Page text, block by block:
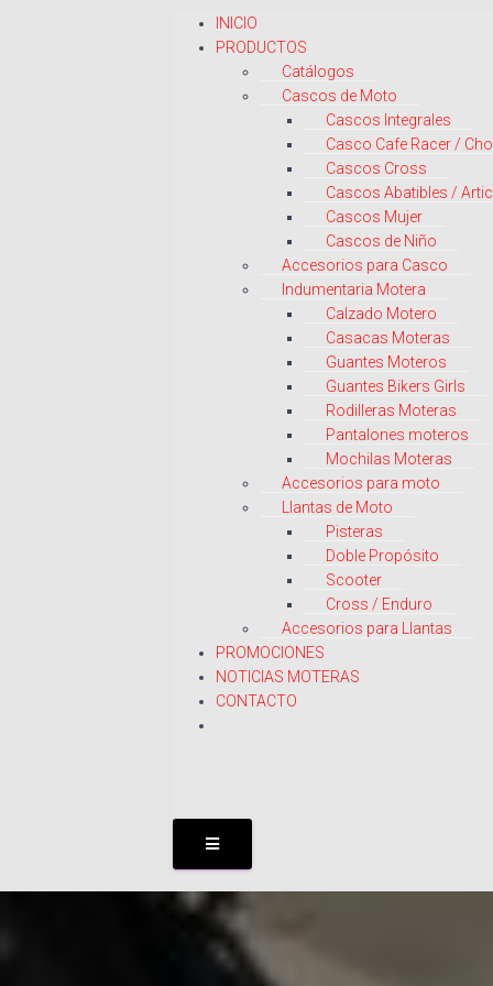
INICIO
PRODUCTOS
Catálogos
Cascos de Moto
Cascos Integrales
Casco Cafe Racer /
Cascos Cross
Cascos Abatibles /
Cascos Mujer
Cascos de Niño
Accesorios para Casco
Indumentaria Motera
Calzado Motero
Casacas Moteras
Guantes Moteros
Guantes Bikers Girls
Rodilleras Moteras
Pantalones moteros
Mochilas Moteras
Accesorios para moto
Llantas de Moto
Pisteras
Doble Propósito
Scooter
Cross / Enduro
Accesorios para Llantas
PROMOCIONES
NOTICIAS MOTERAS
CONTACTO
M
E
N
C